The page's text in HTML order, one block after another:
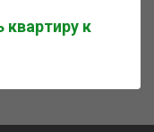
квартиру к